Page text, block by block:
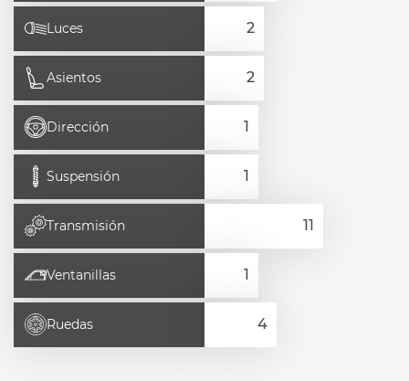
Luces
Asientos
Dirección
Suspensión
Transmisión
Ventanillas
Ruedas